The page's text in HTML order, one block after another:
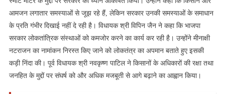
आमजन लगातार समस्याओं से जूझ रहे हैं, लेकिन सरकार उनकी समस्याओं के समाधान
के प्रति गंभीर दिखाई नहीं दे रही है। विधायक श्री विपिन जैन ने कहा कि भाजपा
सरकार लोकतांत्रिक संस्थाओं को कमजोर करने का कार्य कर रही है। उन्होंने मीनाक्षी
नटराजन का नामांकन निरस्त किए जाने को लोकतंत्र का अपमान बताते हुए इसकी
कड़ी निंदा की। पूर्व विधायक श्री नवकृष्ण पाटिल ने किसानों के अधिकारों की रक्षा तथा
जनहित के मुद्दों पर संघर्ष को और अधिक मजबूती से आगे बढ़ाने का आह्वान किया।